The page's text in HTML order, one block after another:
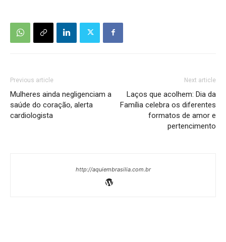
Previous article
Mulheres ainda negligenciam a
saúde do coração, alerta
cardiologista
Next article
Laços que acolhem: Dia da
Família celebra os diferentes
formatos de amor e
pertencimento
http://aquiembrasilia.com.br